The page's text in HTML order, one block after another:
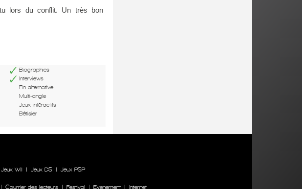
lors du conflit. Un très bon
Biographies
Interviews
Fin alternative
Multi-angle
Jeux intéractifs
Bêtisier
Jeux WII | Jeux DS |
Jeux PSP
| Courrier des lecteurs | Festival | Evenement | Internet